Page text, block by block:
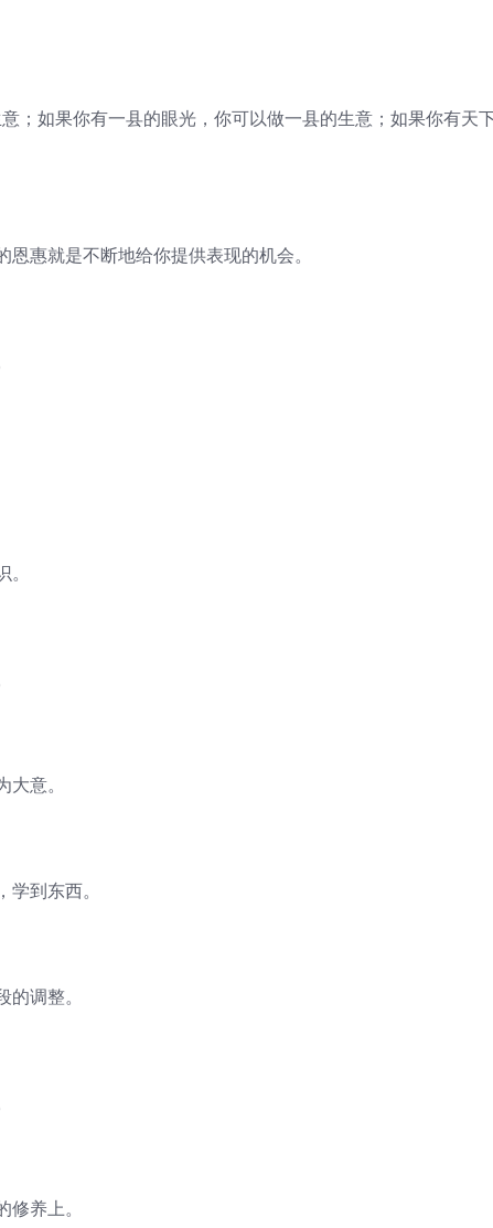
；如果你有一县的眼光，你可以做一县的生意；如果你有天
惠就是不断地给你提供表现的机会。
意。
到东西。
调整。
养上。